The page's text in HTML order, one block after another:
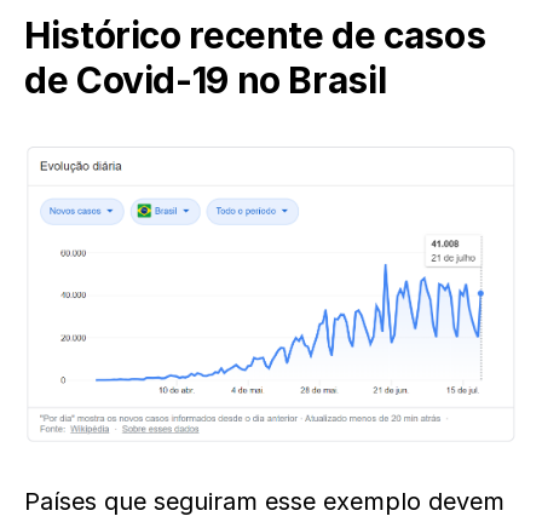
Histórico recente de casos
de Covid-19 no Brasil
Países que seguiram esse exemplo devem